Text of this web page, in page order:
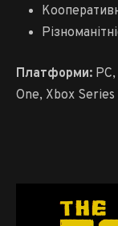
Платформи:
One, Xbox